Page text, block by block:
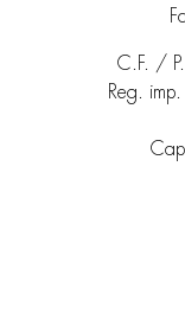
C.F. /
Reg.